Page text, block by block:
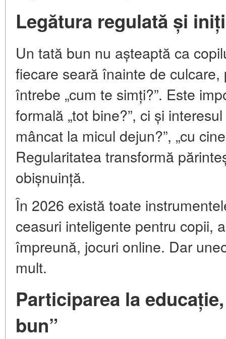
Legătura regulată și
Un tată bun nu așteaptă ca
fiecare seară înainte de
întrebe „cum te simți?”. Este
formală „tot bine?”, ci și
mâncat la micul dejun?”, „cu
Regularitatea transformă
obișnuință.
În 2026 există toate
ceasuri inteligente pentru copii,
împreună, jocuri online. Dar
mult.
Participarea la
bun”